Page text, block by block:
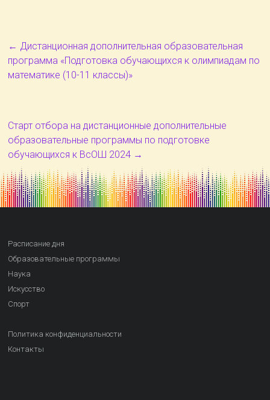
← Дистанционная дополнительная образовательная
программа «Подготовка обучающихся к олимпиадам по
математике (10-11 классы)»
Старт отбора на дистанционные дополнительные
образовательные программы по подготовке
обучающихся к ВсОШ 2024 →
Расписание дня
Образовательные программы
Наука
Искусство
Спорт
Политика конфиденциальности
Контакты